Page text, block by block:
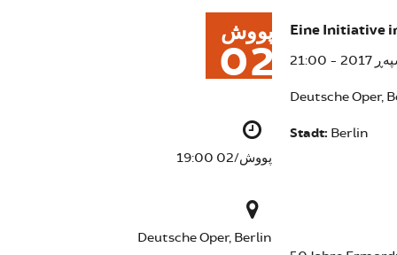
پووش
02
پووش/02 19:00
Deutsche Oper, Berlin
Eine Initiative
Deutsche Oper,
Stadt: Berlin